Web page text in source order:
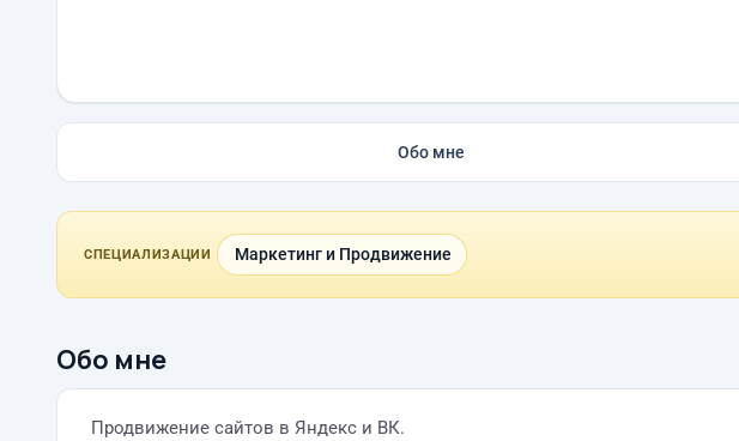
Обо мне
СПЕЦИАЛИЗАЦИИ Маркетинг и Продвижение
Обо мне
Продвижение сайтов в Яндекс и ВК.